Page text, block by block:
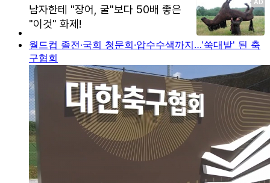
월드컵 졸전·국회 청문회·압수수색까지…'쑥대밭' 된 축
구협회